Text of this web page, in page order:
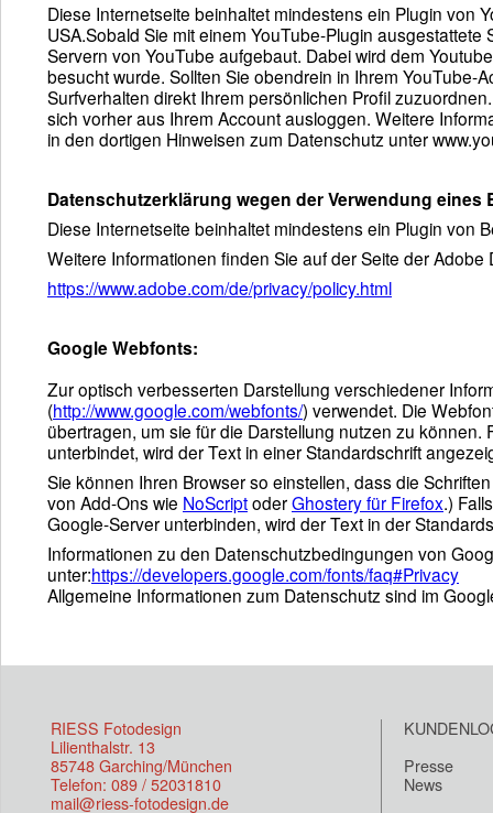
Diese Internetseite beinhaltet mindestens ein Plugin von
USA.Sobald Sie mit einem YouTube-Plugin
Servern von YouTube aufgebaut. Dabei wird dem
besucht wurde. Sollten Sie obendrein in Ihrem YouTube-
Surfverhalten direkt Ihrem persönlichen Profil
sich vorher aus Ihrem Account ausloggen. Weitere
in den dortigen Hinweisen zum Datenschutz unter
Datenschutzerklärung wegen der Verwendung eines
Diese Internetseite beinhaltet mindestens ein Plugin von
Weitere Informationen finden Sie auf der Seite der
https://www.adobe.com/de/privacy/policy.html
Google Webfonts:
Zur optisch verbesserten Darstellung verschiedener
(http://www.google.com/webfonts/) verwendet. Die
übertragen, um sie für die Darstellung nutzen zu
unterbindet, wird der Text in einer Standardschrift
Sie können Ihren Browser so einstellen, dass die
von Add-Ons wie NoScriptoderGhostery für Firefox.)
Google-Server unterbinden, wird der Text in der
Informationen zu den Datenschutzbedingungen von
unter:https://developers.google.com/fonts/faq#Privacy
Allgemeine Informationen zum Datenschutz sind im
RIESS Fotodesign
Lilienthalstr. 13
85748 Garching/München
Telefon: 089 / 52031810
mail@riess-fotodesign.de
Presse
News